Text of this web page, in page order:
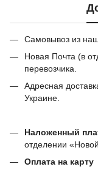
Самовывоз из
Новая Почта (в
перевозчика.
Адресная
Украине.
Наложенный
отделении
Оплата на карту